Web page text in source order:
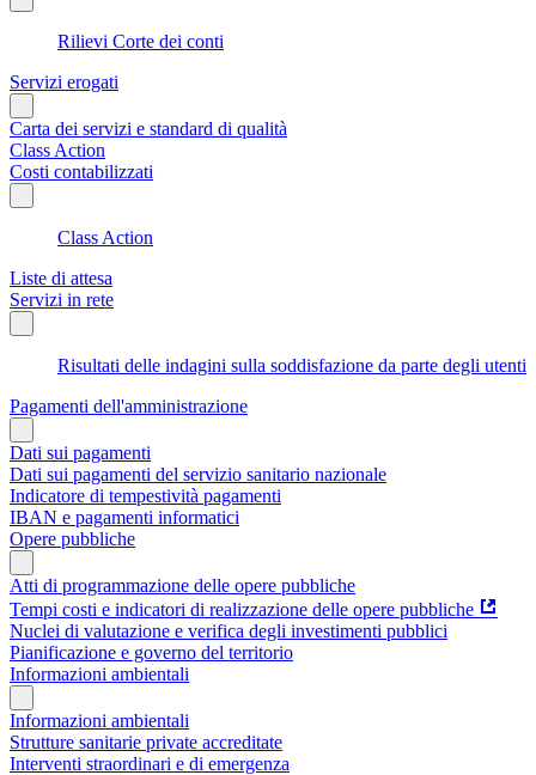
Rilievi Corte dei conti
Servizi erogati
Carta dei servizi e standard di qualità
Class Action
Costi contabilizzati
Class Action
Liste di attesa
Servizi in rete
Risultati delle indagini sulla soddisfazione da parte degli utenti
Pagamenti dell'amministrazione
Dati sui pagamenti
Dati sui pagamenti del servizio sanitario nazionale
Indicatore di tempestività pagamenti
IBAN e pagamenti informatici
Opere pubbliche
Atti di programmazione delle opere pubbliche
Tempi costi e indicatori di realizzazione delle opere pubbliche
Nuclei di valutazione e verifica degli investimenti pubblici
Pianificazione e governo del territorio
Informazioni ambientali
Informazioni ambientali
Strutture sanitarie private accreditate
Interventi straordinari e di emergenza